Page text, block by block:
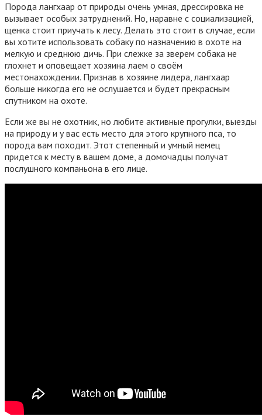
Порода лангхаар от природы очень умная, дрессировка не
вызывает особых затруднений. Но, наравне с социализацией,
щенка стоит приучать к лесу. Делать это стоит в случае, если
вы хотите использовать собаку по назначению в охоте на
мелкую и среднюю дичь. При слежке за зверем собака не
глохнет и оповещает хозяина лаем о своём
местонахождении. Признав в хозяине лидера, лангхаар
больше никогда его не ослушается и будет прекрасным
спутником на охоте.
Если же вы не охотник, но любите активные прогулки, выезды
на природу и у вас есть место для этого крупного пса, то
порода вам походит. Этот степенный и умный немец
придется к месту в вашем доме, а домочадцы получат
послушного компаньона в его лице.